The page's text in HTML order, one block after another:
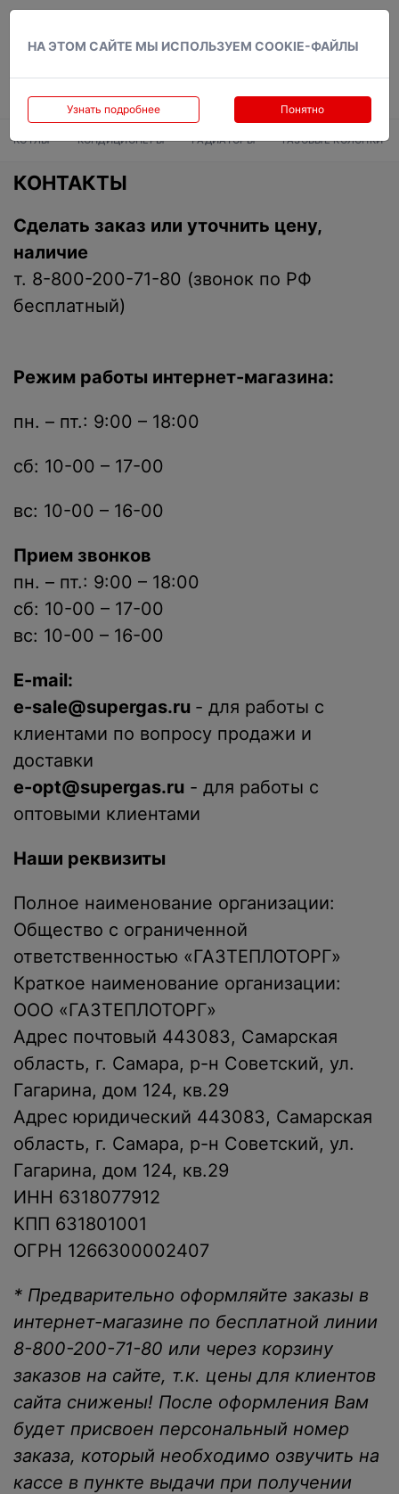
НА ЭТОМ САЙТЕ МЫ ИСПОЛЬЗУЕМ COOKIE-ФАЙЛЫ
Узнать подробнее Понятно
КОТЛЫ КОНДИЦИОНЕРЫ РАДИАТОРЫ ГАЗОВЫЕ КОЛОНКИ
КОНТАКТЫ
Сделать заказ или уточнить цену,
наличие
т. 8-800-200-71-80 (звонок по РФ
бесплатный)
Режим работы интернет-магазина:
пн. – пт.: 9:00 – 18:00
сб: 10-00 – 17-00
вс: 10-00 – 16-00
Прием звонков
пн. – пт.: 9:00 – 18:00
сб: 10-00 – 17-00
вс: 10-00 – 16-00
E-mail:
e-sale@supergas.ru - для работы с
клиентами по вопросу продажи и
доставки
e-opt@supergas.ru - для работы с
оптовыми клиентами
Наши реквизиты
Полное наименование организации:
Общество с ограниченной
ответственностью «ГАЗТЕПЛОТОРГ»
Краткое наименование организации:
ООО «ГАЗТЕПЛОТОРГ»
Адрес почтовый 443083, Самарская
область, г. Самара, р-н Советский, ул.
Гагарина, дом 124, кв.29
Адрес юридический 443083, Самарская
область, г. Самара, р-н Советский, ул.
Гагарина, дом 124, кв.29
ИНН 6318077912
КПП 631801001
ОГРН 1266300002407
* Предварительно оформляйте заказы в
интернет-магазине по бесплатной линии
8-800-200-71-80 или через корзину
заказов на сайте, т.к. цены для клиентов
сайта снижены! После оформления Вам
будет присвоен персональный номер
заказа, который необходимо озвучить на
кассе в пункте выдачи при получении